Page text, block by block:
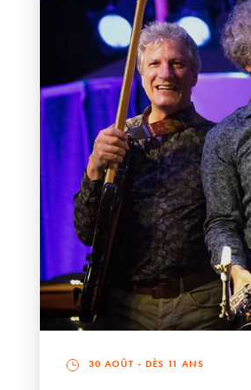
30 AOÛT - DÈS 11 ANS